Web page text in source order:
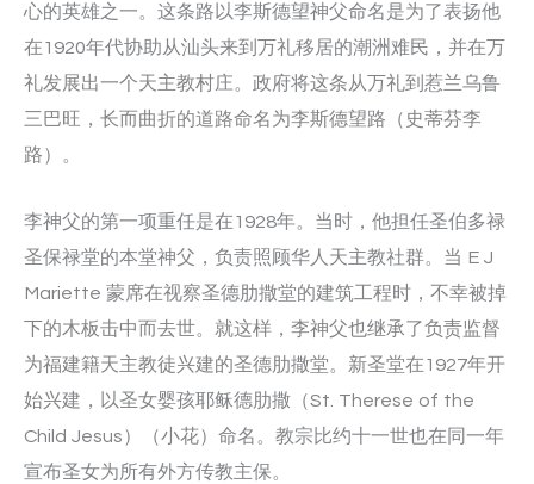
心的英雄之一。这条路以李斯德望神父命名是为了表扬他
在1920年代协助从汕头来到万礼移居的潮洲难民，并在万
礼发展出一个天主教村庄。政府将这条从万礼到惹兰乌鲁
三巴旺，长而曲折的道路命名为李斯德望路（史蒂芬李
路）。
李神父的第一项重任是在1928年。当时，他担任圣伯多禄
圣保禄堂的本堂神父，负责照顾华人天主教社群。当 E J
Mariette 蒙席在视察圣德肋撒堂的建筑工程时，不幸被掉
下的木板击中而去世。就这样，李神父也继承了负责监督
为福建籍天主教徒兴建的圣德肋撒堂。新圣堂在1927年开
始兴建，以圣女婴孩耶稣德肋撒（St. Therese of the
Child Jesus）（小花）命名。教宗比约十一世也在同一年
宣布圣女为所有外方传教主保。